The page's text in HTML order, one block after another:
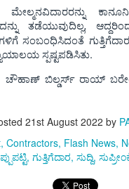
ತಡೆಯುವುದಿಲ್ಲ,
ಸಂಬಂಧಿಸಿದಂತೆ
ಸ್ಪಷ್ಟಪಡಿಸಿತು.
ಚೌಹಾಣ್ ಬಿಲ್ಡರ್ಸ್ ರಾಯ್‌
21st August 2022 by
Contractors Flash News
ಗುತ್ತಿಗೆದಾರ ಸುದ್ದಿ